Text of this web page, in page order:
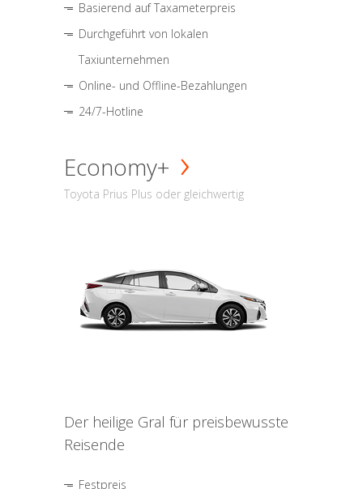
Basierend auf Taxameterpreis
Durchgeführt von lokalen
Taxiunternehmen
Online- und Offline-Bezahlungen
24/7-Hotline
Economy+
Toyota Prius Plus oder gleichwertig
Der heilige Gral für preisbewusste
Reisende
Festpreis